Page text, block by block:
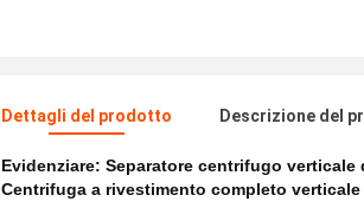
Dettagli del prodotto Descrizione del
Evidenziare: Separatore centrifugo verticale
Centrifuga a rivestimento completo verticale